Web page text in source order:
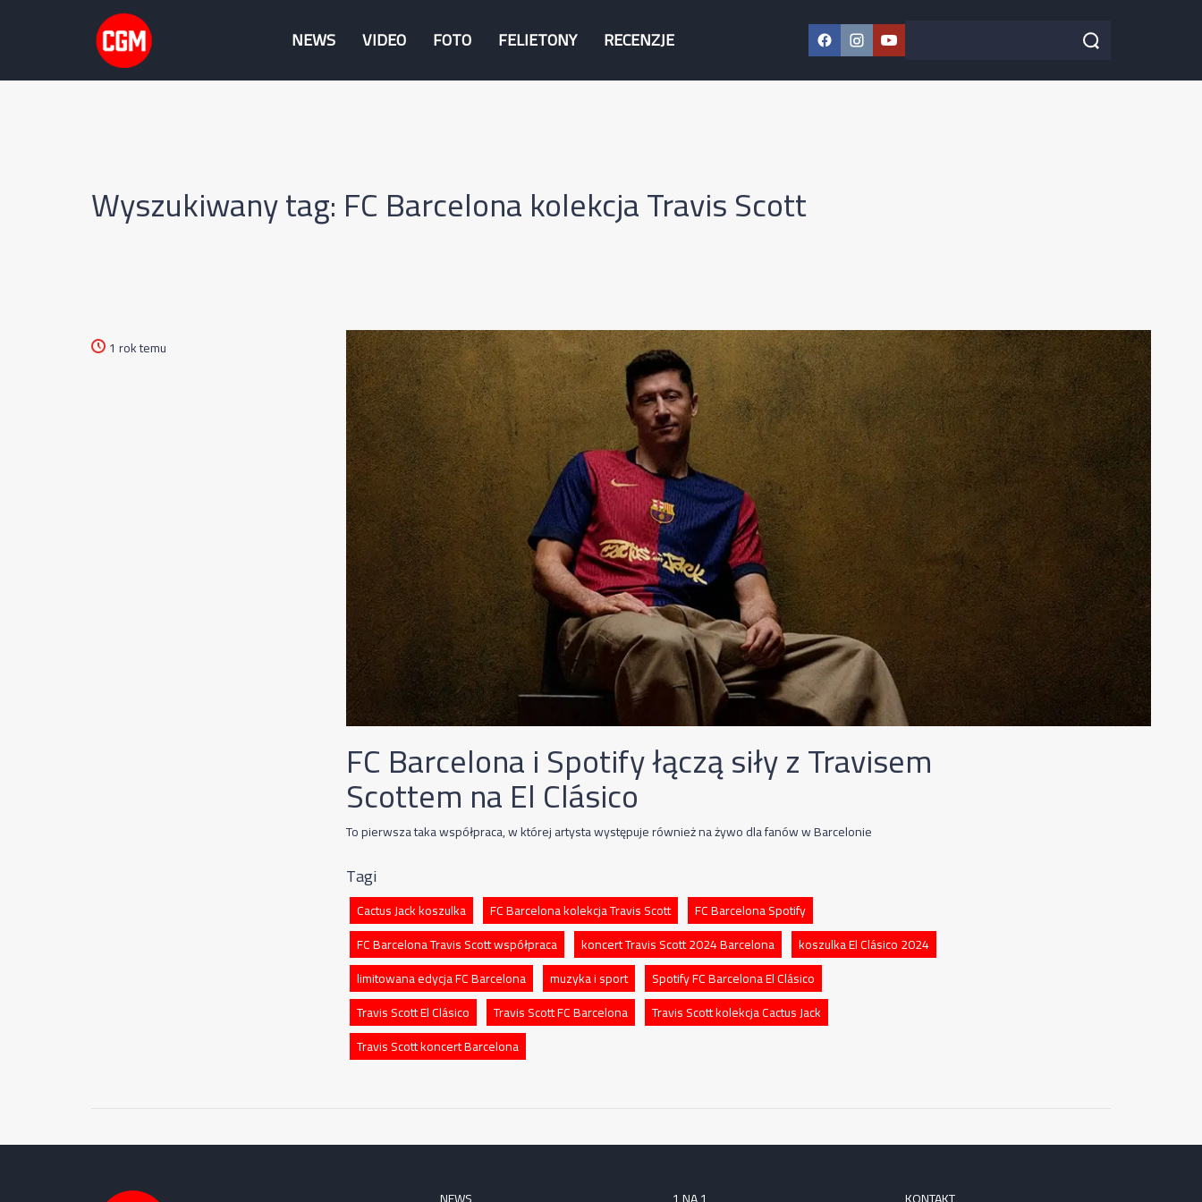
NEWS VIDEO FOTO FELIETONY RECENZJE Facebook
Instagram
YouTube
Szukaj w serwisie Szukaj
Wyszukiwany tag: FC Barcelona kolekcja Travis Scott
1 rok temu
FC Barcelona i Spotify łączą siły z Travisem
Scottem na El Clásico
To pierwsza taka współpraca, w której artysta występuje również na żywo dla fanów w Barcelonie
Tagi
Cactus Jack koszulka FC Barcelona kolekcja Travis Scott
FC Barcelona Spotify
FC Barcelona Travis Scott współpraca
koncert Travis Scott 2024 Barcelona
koszulka El Clásico 2024
limitowana edycja FC Barcelona
muzyka i sport
Spotify FC Barcelona El Clásico
Travis Scott El Clásico
Travis Scott FC Barcelona
Travis Scott kolekcja Cactus Jack
Travis Scott koncert Barcelona